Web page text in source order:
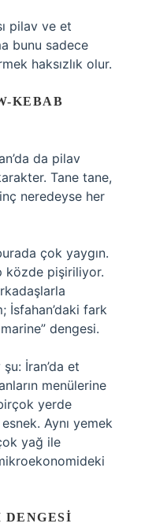
pilav ve et
bunu sadece
haksızlık olur.
KEBAB
da pilav
Tane tane,
neredeyse her
çok yaygın.
közde pişiriliyor.
İsfahan’daki fark
dengesi.
İran’da et
menülerine
yerde
Aynı yemek
yağ ile